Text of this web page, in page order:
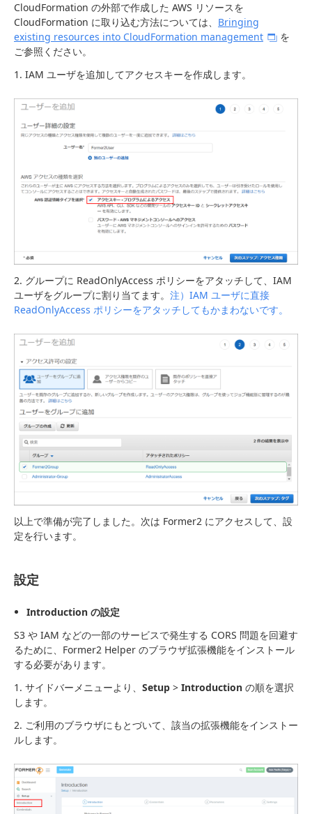
CloudFormation の外部で作成した AWS リソースを
CloudFormation に取り込む方法については、 Bringing
existing resources into CloudFormation management
を
ご参照ください。
1. IAM ユーザを追加してアクセスキーを作成します。
2. グループに ReadOnlyAccess ポリシーをアタッチして、IAM
ユーザをグループに割り当てます。 注）IAM ユーザに直接
ReadOnlyAccess ポリシーをアタッチしてもかまわないです。
以上で準備が完了しました。次は Former2 にアクセスして、設
定を行います。
設定
Introduction の設定
S3 や IAM などの一部のサービスで発生する CORS 問題を回避す
るために、Former2 Helper のブラウザ拡張機能をインストール
する必要があります。
1. サイドバーメニューより、 Setup > Introduction の順を選択
します。
2. ご利用のブラウザにもとづいて、該当の拡張機能をインストー
ルします。